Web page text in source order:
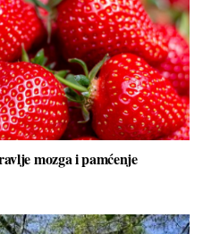
mozga i pamćenje